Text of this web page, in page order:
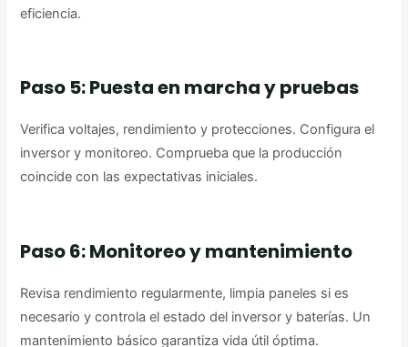
eficiencia.
Paso 5: Puesta en marcha y pruebas
Verifica voltajes, rendimiento y protecciones. Configura el
inversor y monitoreo. Comprueba que la producción
coincide con las expectativas iniciales.
Paso 6: Monitoreo y mantenimiento
Revisa rendimiento regularmente, limpia paneles si es
necesario y controla el estado del inversor y baterías. Un
mantenimiento básico garantiza vida útil óptima.